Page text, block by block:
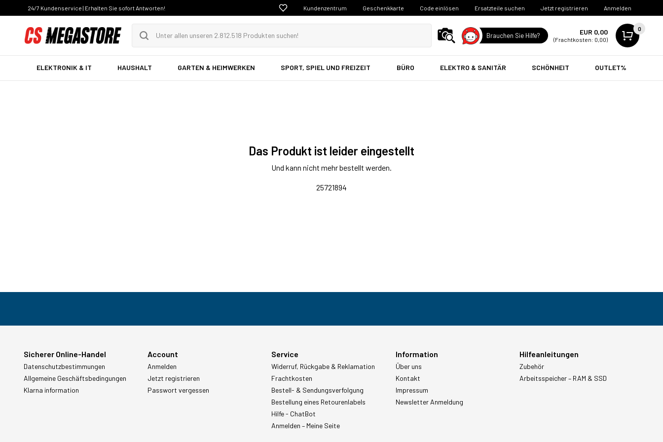
24/7 Kundenservice | Erhalten Sie sofort Antworten! Kundenzentrum Geschenkkarte Code einlösen Ersatzteile suchen Jetzt registrieren Anmelden
Brauchen Sie Hilfe? EUR 0,00
(Frachtkosten: 0,00)
0
ELEKTRONIK & IT HAUSHALT GARTEN & HEIMWERKEN SPORT, SPIEL UND FREIZEIT BÜRO ELEKTRO & SANITÄR SCHÖNHEIT OUTLET%
Das Produkt ist leider eingestellt
Und kann nicht mehr bestellt werden.
25721894
Sicherer Online-Handel
Datenschutzbestimmungen
Allgemeine Geschäftsbedingungen
Klarna information
Account
Anmelden
Jetzt registrieren
Passwort vergessen
Service
Widerruf, Rückgabe & Reklamation
Frachtkosten
Bestell- & Sendungsverfolgung
Bestellung eines Retourenlabels
Hilfe - ChatBot
Anmelden – Meine Seite
Information
Über uns
Kontakt
Impressum
Newsletter Anmeldung
Hilfeanleitungen
Zubehör
Arbeitsspeicher – RAM & SSD